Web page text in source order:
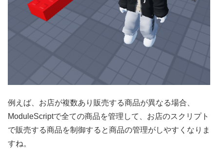
例えば、お店が複数あり販売する商品が異なる場合、
ModuleScriptで全ての商品を管理して、お店のスクリプト
で販売する商品を制御すると商品の管理がしやすくなりま
すね。